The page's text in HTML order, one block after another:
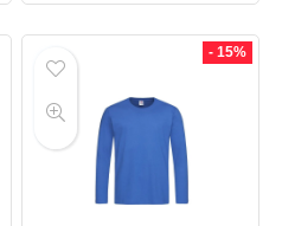
- 15%